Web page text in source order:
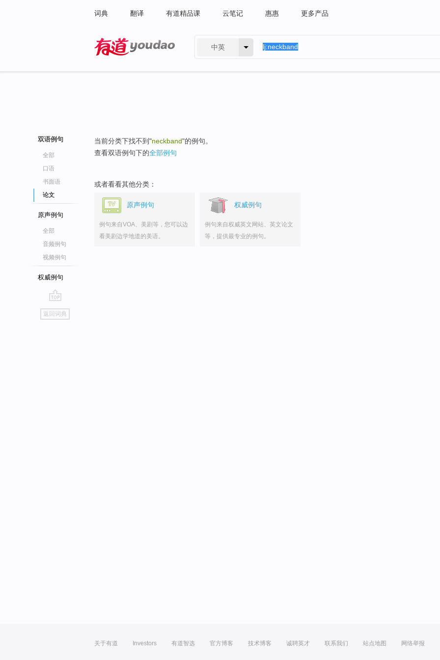
词典 翻译 有道精品课 云笔记 惠惠 更多产品
中英
双语例句
全部
口语
书面语
论文
原声例句
全部
音频例句
视频例句
权威例句
go
top
返回词典
当前分类下找不到"neckband"的例句。
查看双语例句下的全部例句
或者看看其他分类：
原声例句
例句来自VOA、美剧等，您可以边
看美剧边学地道的美语。
权威例句
例句来自权威英文网站、英文论文
等，提供最专业的例句。
关于有道 Investors 有道智选 官方博客 技术博客 诚聘英才 联系我们 站点地图 网络举报